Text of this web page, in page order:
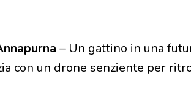
– Un gattino in una
con un drone senziente per